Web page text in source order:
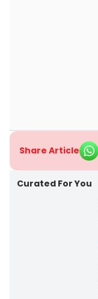
Share Article
Curated For You